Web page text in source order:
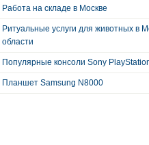
Работа на складе в Москве
Ритуальные услуги для животных в
области
Популярные консоли Sony
Планшет Samsung N8000